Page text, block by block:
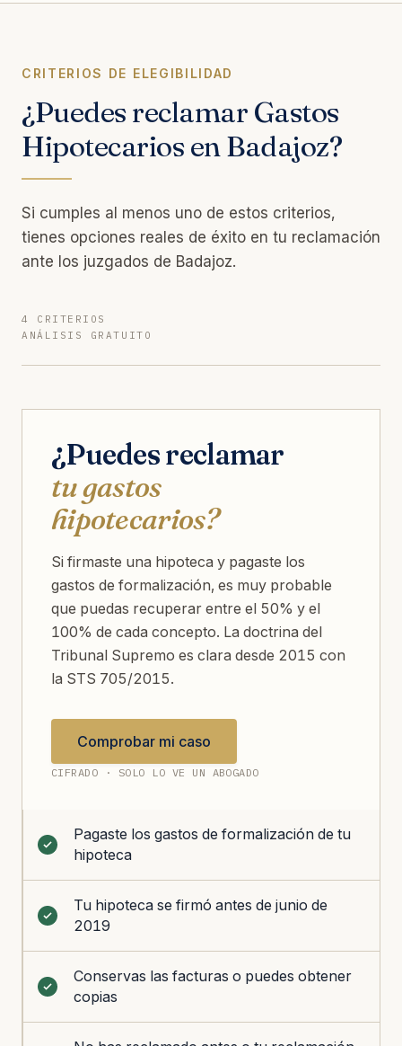
CRITERIOS DE ELEGIBILIDAD
¿Puedes reclamar Gastos
Hipotecarios en Badajoz?
Si cumples al menos uno de estos criterios,
tienes opciones reales de éxito en tu reclamación
ante los juzgados de Badajoz.
4 CRITERIOS
ANÁLISIS GRATUITO
¿Puedes reclamar
tu gastos
hipotecarios?
Si firmaste una hipoteca y pagaste los
gastos de formalización, es muy probable
que puedas recuperar entre el 50% y el
100% de cada concepto. La doctrina del
Tribunal Supremo es clara desde 2015 con
la STS 705/2015.
Comprobar mi caso
CIFRADO · SOLO LO VE UN ABOGADO
Pagaste los gastos de formalización de tu
hipoteca
Tu hipoteca se firmó antes de junio de
2019
Conservas las facturas o puedes obtener
copias